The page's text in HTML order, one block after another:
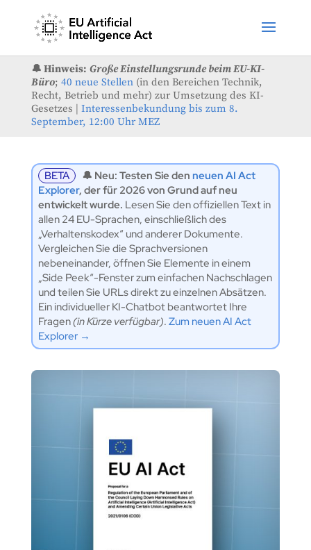
🔔 Hinweis: Große Einstellungsrunde beim EU-KI-
Büro; 40 neue Stellen(in den Bereichen Technik,
Recht, Betrieb und mehr) zur Umsetzung des KI-
Gesetzes | Interessenbekundung bis zum 8.
September, 12:00 Uhr MEZ
BETA 🔔 Neu: Testen Sie den neuen AI Act
Explorer, der für 2026 von Grund auf neu
entwickelt wurde. Lesen Sie den offiziellen Text in
allen 24 EU-Sprachen, einschließlich des
„Verhaltenskodex“ und anderer Dokumente.
Vergleichen Sie die Sprachversionen
nebeneinander, öffnen Sie Elemente in einem
„Side Peek“-Fenster zum einfachen Nachschlagen
und teilen Sie URLs direkt zu einzelnen Absätzen.
Ein individueller KI-Chatbot beantwortet Ihre
Fragen(in Kürze verfügbar). Zum neuen AI Act
Explorer →